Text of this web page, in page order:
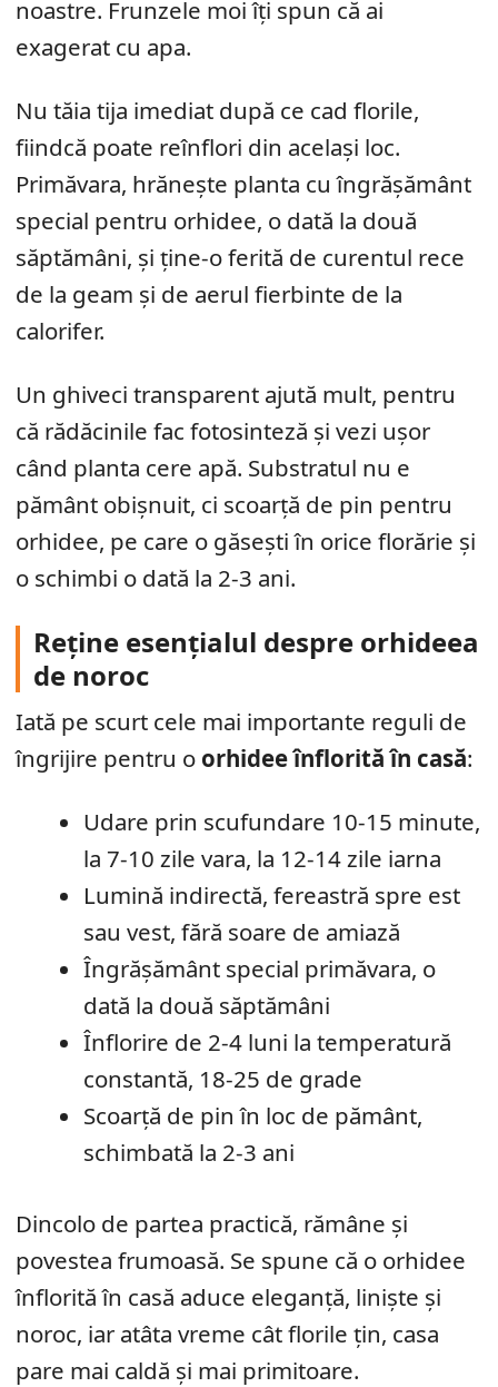
noastre. Frunzele moi îți spun că ai
exagerat cu apa.
Nu tăia tija imediat după ce cad florile,
fiindcă poate reînflori din același loc.
Primăvara, hrănește planta cu îngrășământ
special pentru orhidee, o dată la două
săptămâni, și ține-o ferită de curentul rece
de la geam și de aerul fierbinte de la
calorifer.
Un ghiveci transparent ajută mult, pentru
că rădăcinile fac fotosinteză și vezi ușor
când planta cere apă. Substratul nu e
pământ obișnuit, ci scoarță de pin pentru
orhidee, pe care o găsești în orice florărie și
o schimbi o dată la 2-3 ani.
Reține esențialul despre orhideea
de noroc
Iată pe scurt cele mai importante reguli de
îngrijire pentru o orhidee înflorită în casă:
Udare prin scufundare 10-15 minute,
la 7-10 zile vara, la 12-14 zile iarna
Lumină indirectă, fereastră spre est
sau vest, fără soare de amiază
Îngrășământ special primăvara, o
dată la două săptămâni
Înflorire de 2-4 luni la temperatură
constantă, 18-25 de grade
Scoarță de pin în loc de pământ,
schimbată la 2-3 ani
Dincolo de partea practică, rămâne și
povestea frumoasă. Se spune că o orhidee
înflorită în casă aduce eleganță, liniște și
noroc, iar atâta vreme cât florile țin, casa
pare mai caldă și mai primitoare.